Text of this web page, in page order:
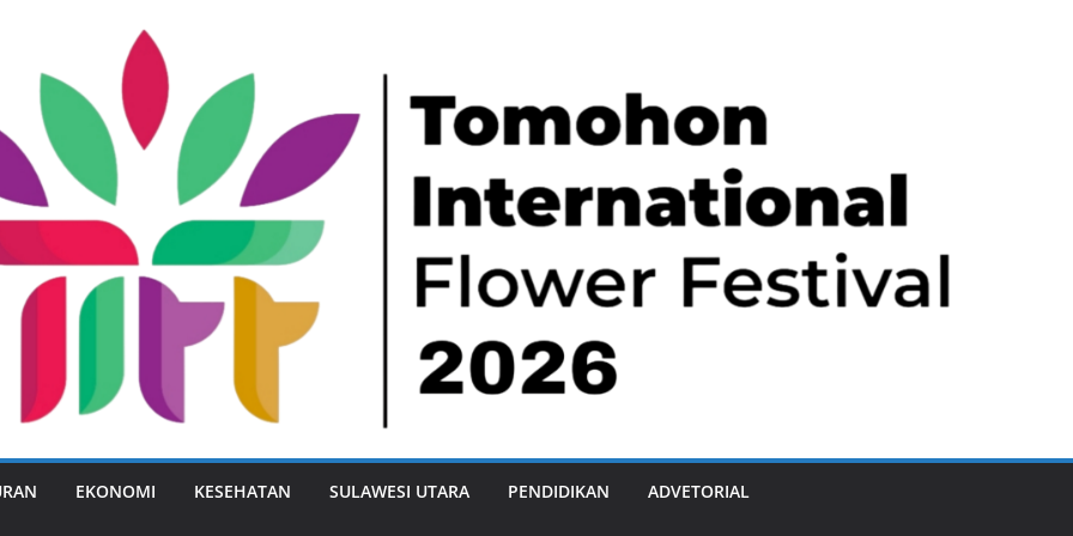
EKONOMI KESEHATAN SULAWESI UTARA PENDIDIKAN ADVETORIAL